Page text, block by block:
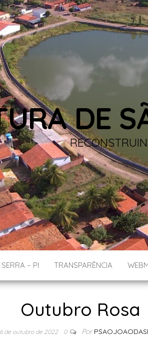
DE
– PI TRANSPARÊNCIA
Outubro Rosa
de outubro de 2022 0 Por